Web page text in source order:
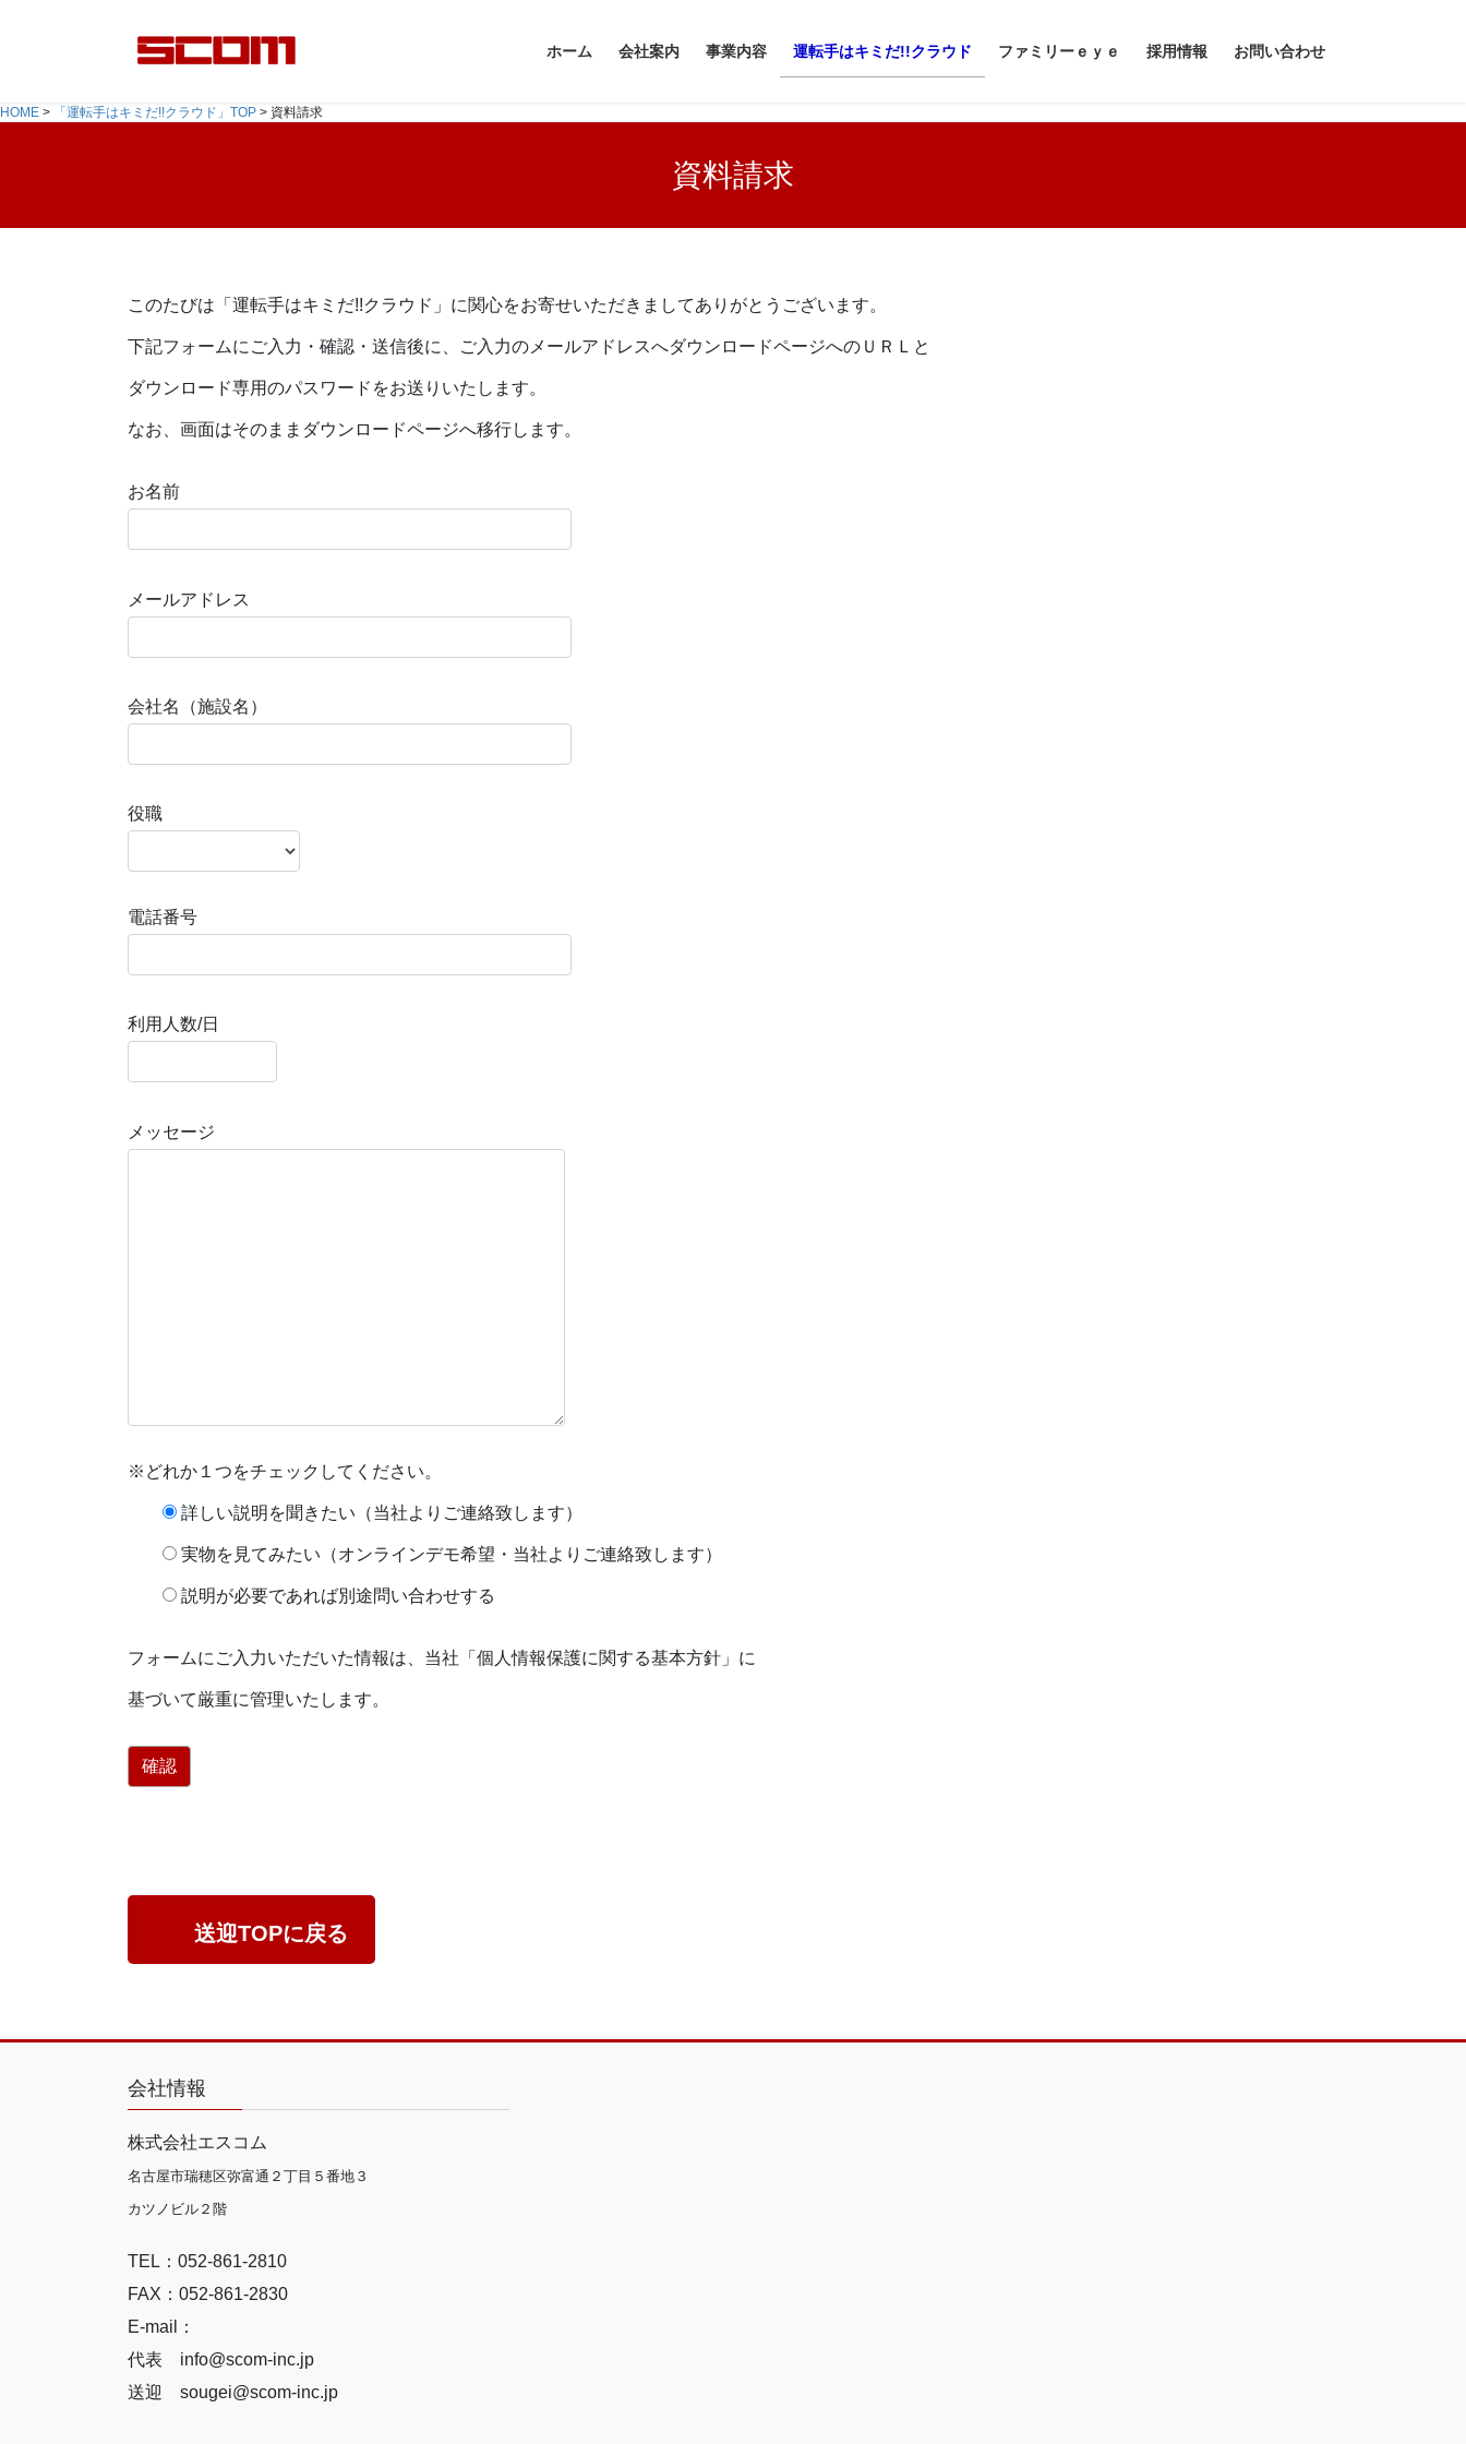
ツ
シ
ホーム 会社案内 事業内容 運転手はキミだ!!クラウド ファミリーｅｙｅ 採用情報 お問い合わせ
HOME > 「運転手はキミだ!!クラウド」TOP > 資料請求
資料請求
このたびは「運転手はキミだ!!クラウド」に関心をお寄せいただきましてありがとうございます。
下記フォームにご入力・確認・送信後に、ご入力のメールアドレスへダウンロードページへのＵＲＬと
ダウンロード専用のパスワードをお送りいたします。
なお、画面はそのままダウンロードページへ移行します。
お名前
メールアドレス
会社名（施設名）
役職
電話番号
利用人数/日
メッセージ
※どれか１つをチェックしてください。
詳しい説明を聞きたい（当社よりご連絡致します）
実物を見てみたい（オンラインデモ希望・当社よりご連絡致します）
説明が必要であれば別途問い合わせする
フォームにご入力いただいた情報は、当社「個人情報保護に関する基本方針」に
基づいて厳重に管理いたします。
送迎TOPに戻る
会社情報
株式会社エスコム
名古屋市瑞穂区弥富通２丁目５番地３
カツノビル２階
TEL：052-861-2810
FAX：052-861-2830
E-mail：
代表 info@scom-inc.jp
送迎 sougei@scom-inc.jp